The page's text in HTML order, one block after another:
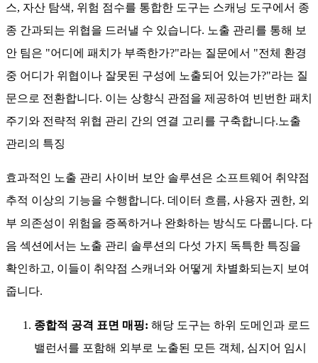
스, 자산 탐색, 위험 점수를 통합한 도구는 스캐닝 도구에서 종
종 간과되는 위협을 드러낼 수 있습니다. 노출 관리를 통해 보
안 팀은 "어디에 패치가 부족한가?"라는 질문에서 "전체 환경
중 어디가 위협이나 잘못된 구성에 노출되어 있는가?"라는 질
문으로 전환합니다. 이는 상향식 관점을 제공하여 빈번한 패치
주기와 전략적 위협 관리 간의 연결 고리를 구축합니다.노출
관리의 특징
효과적인 노출 관리 사이버 보안 솔루션은 소프트웨어 취약점
추적 이상의 기능을 수행합니다. 데이터 흐름, 사용자 권한, 외
부 의존성이 위험을 증폭하거나 완화하는 방식도 다룹니다. 다
음 섹션에서는 노출 관리 솔루션의 다섯 가지 독특한 특징을
확인하고, 이들이 취약점 스캐너와 어떻게 차별화되는지 보여
줍니다.
종합적 공격 표면 매핑: 해당 도구는 하위 도메인과 로드
밸런서를 포함해 외부로 노출된 모든 객체, 심지어 임시